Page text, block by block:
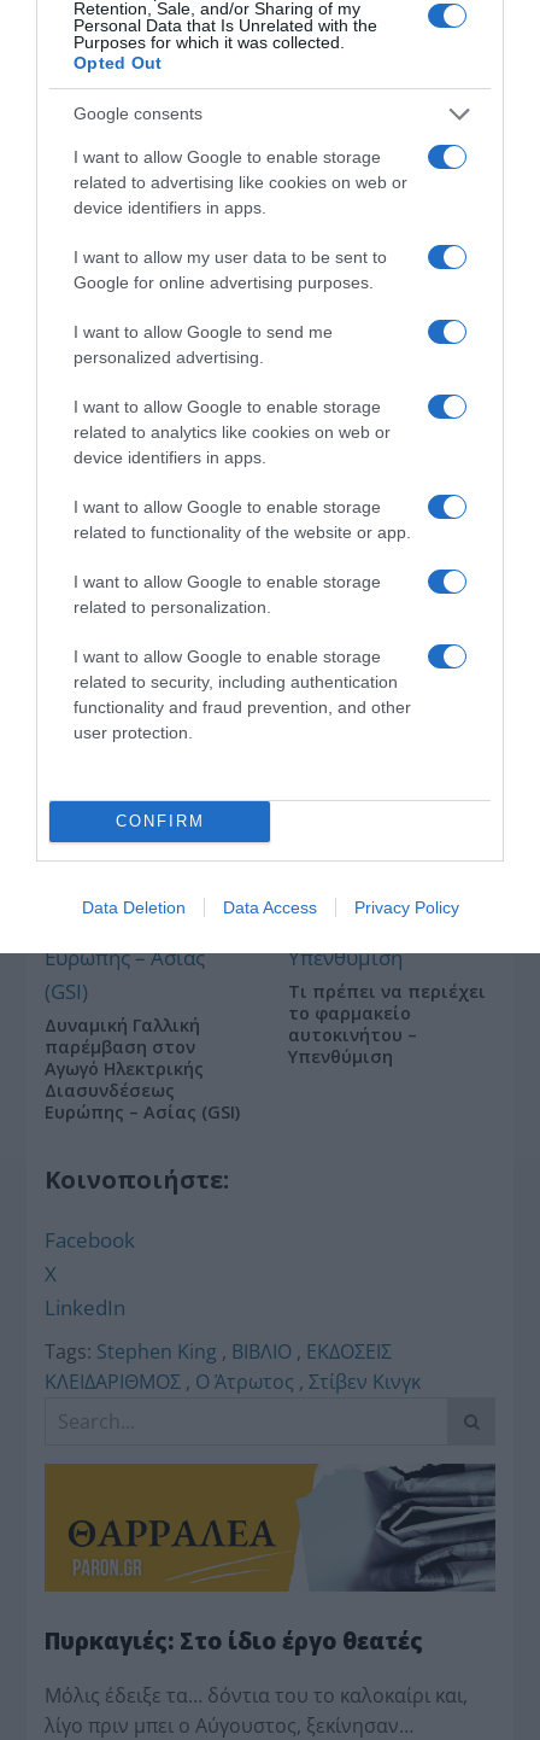
Retention, Sale, and/or Sharing of my
Personal Data that Is Unrelated with the
Purposes for which it was collected.
Opted Out
Google consents
I want to allow Google to enable storage
related to advertising like cookies on web or
device identifiers in apps.
I want to allow my user data to be sent to
Google for online advertising purposes.
I want to allow Google to send me
personalized advertising.
I want to allow Google to enable storage
related to analytics like cookies on web or
device identifiers in apps.
I want to allow Google to enable storage
related to functionality of the website or app.
I want to allow Google to enable storage
related to personalization.
I want to allow Google to enable storage
related to security, including authentication
functionality and fraud prevention, and other
user protection.
CONFIRM
Data Deletion Data Access Privacy Policy
Οι «Τυπολογίες» περνούν στην εικόνα, έχοντας
ως πρώτο καλεσμένο στο νέο vidcast τον Παύλο
Τηλεοπτικά
«Μαγειρέματα»,
ένα… Τσουνάμι
Αλλαγών: Η Εβδομάδα
που Ανακάτεψε την
Ελληνικών Media
«Τυπολογίες» στο
χαρτιά του – Vidcast
Δυναμική Γαλλική
παρέμβαση στον
Αγωγό Ηλεκτρικής
Διασυνδέσεως
Ευρώπης – Ασίας (GSI)
Τι πρέπει να περιέχει
το φαρμακείο
αυτοκινήτου –
Υπενθύμιση
Κοινοποιήστε:
Facebook
X
LinkedIn
Tags: Stephen King , ΒΙΒΛΙΟ , ΕΚΔΟΣΕΙΣ
ΚΛΕΙΔΑΡΙΘΜΟΣ , Ο Άτρωτος ,Στίβεν Κινγκ
Πυρκαγιές: Στο ίδιο έργο θεατές
Μόλις έδειξε τα… δόντια του το καλοκαίρι και,
λίγο πριν μπει ο Αύγουστος, ξεκίνησαν…